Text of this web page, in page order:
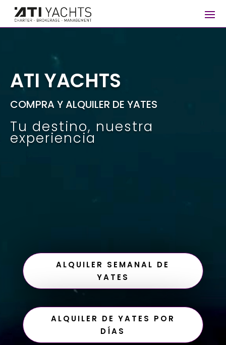
ATI YACHTS
COMPRA Y ALQUILER DE YATES
Tu destino, nuestra
experiencia
ALQUILER SEMANAL DE
YATES
ALQUILER DE YATES POR
DÍAS